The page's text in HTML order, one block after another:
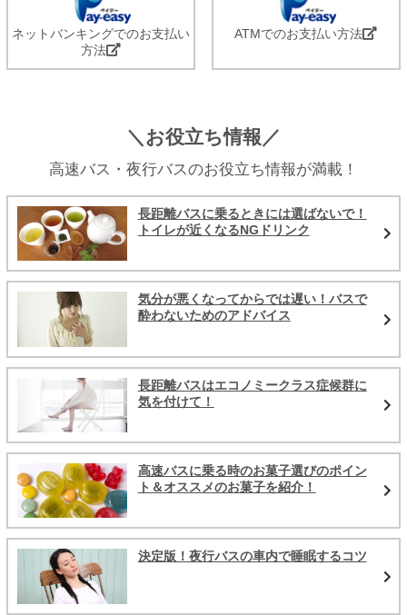
ネットバンキングでのお支払い
方法
ATMでのお支払い方法
＼お役立ち情報／
高速バス・夜行バスのお役立ち情報が満載！
長距離バスに乗るときには選ばないで！
トイレが近くなるNGドリンク
気分が悪くなってからでは遅い！バスで
酔わないためのアドバイス
長距離バスはエコノミークラス症候群に
気を付けて！
高速バスに乗る時のお菓子選びのポイン
ト＆オススメのお菓子を紹介！
決定版！夜行バスの車内で睡眠するコツ